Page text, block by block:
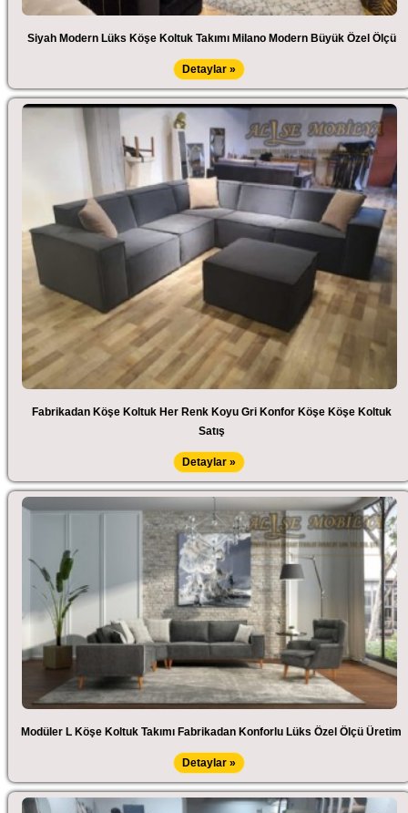
Siyah Modern Lüks Köşe Koltuk Takımı Milano Modern Büyük Özel Ölçü
Detaylar »
Fabrikadan Köşe Koltuk Her Renk Koyu Gri Konfor Köşe Köşe Koltuk
Satış
Detaylar »
Modüler L Köşe Koltuk Takımı Fabrikadan Konforlu Lüks Özel Ölçü Üretim
Detaylar »